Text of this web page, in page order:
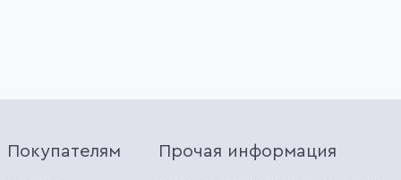
Покупателям Прочая информация